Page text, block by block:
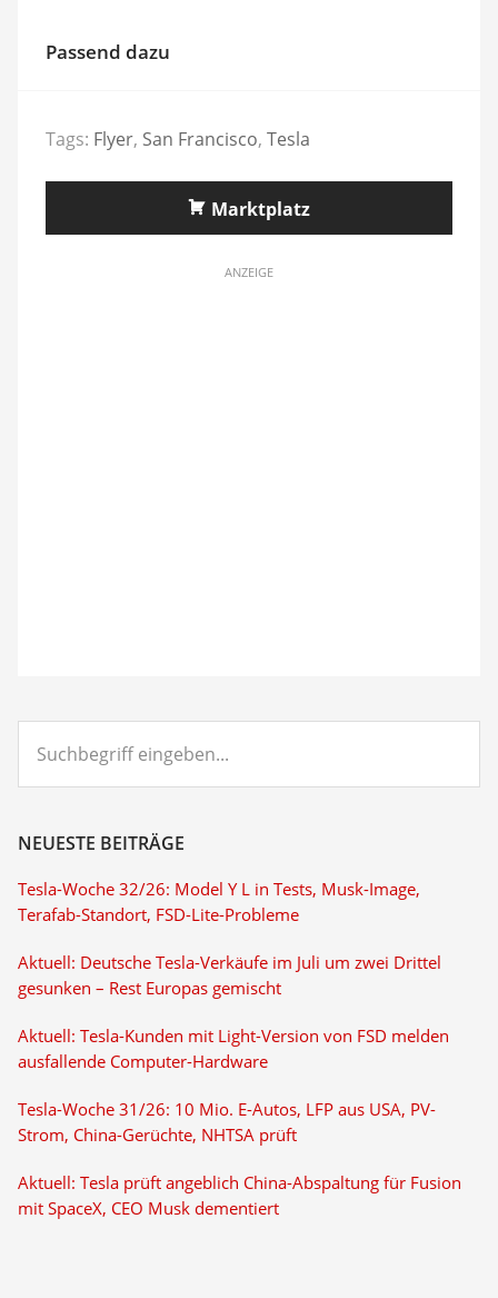
Passend dazu
Tags: Flyer, San Francisco, Tesla
Marktplatz
ANZEIGE
eingeben...
NEUESTE BEITRÄGE
Tesla-Woche 32/26: Model Y L in Tests, Musk-Image,
Terafab-Standort, FSD-Lite-Probleme
Aktuell: Deutsche Tesla-Verkäufe im Juli um zwei Drittel
gesunken – Rest Europas gemischt
Aktuell: Tesla-Kunden mit Light-Version von FSD melden
ausfallende Computer-Hardware
Tesla-Woche 31/26: 10 Mio. E-Autos, LFP aus USA, PV-
Strom, China-Gerüchte, NHTSA prüft
Aktuell: Tesla prüft angeblich China-Abspaltung für Fusion
mit SpaceX, CEO Musk dementiert